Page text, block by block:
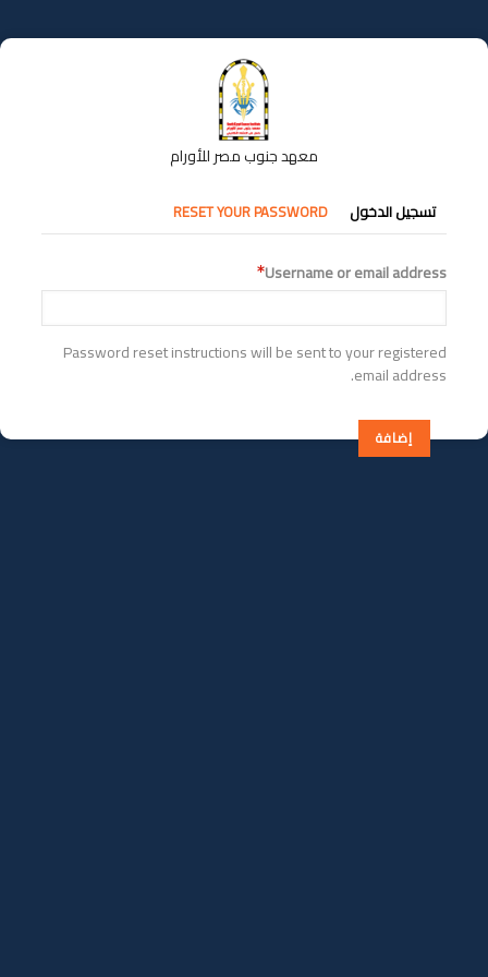
إلى
المحتوى
معهد جنوب مصر للأورام
التبويبات
الأساسية
تسجيل الدخول RESET YOUR PASSWORD
Username or email address
Password reset instructions will be sent to your registered
email address.